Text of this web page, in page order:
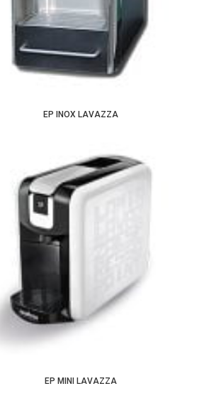
EP INOX LAVAZZA
EP MINI LAVAZZA